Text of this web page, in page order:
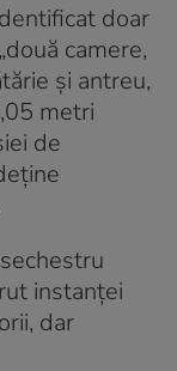
doar
camere,
și antreu,
metri
de
instanței
dar